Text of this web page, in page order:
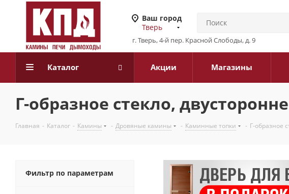
Ваш город
Тверь
г. Тверь, 4-й пер. Красной Слободы, д. 9
Каталог Акции Магазины
Г-образное стекло,
Главная - Каталог - Камины - Дровяные камины - Каминные топки - Г-образное
Фильтр по параметрам